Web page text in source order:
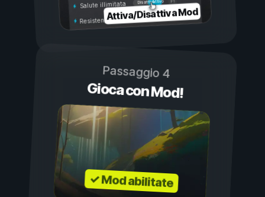
Attivo
Disattivo
Salute illimitata
Resistenza illimitata
Attiva/Disattiva Mod
Passaggio 4
Gioca con Mod!
✓ Mod abilitate